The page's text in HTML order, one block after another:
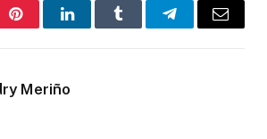
PinterestLinkedInTumblr TelegramEmail
Meriño